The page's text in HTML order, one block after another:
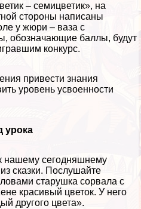
– семицветик», на
стороны написаны
у жюри – ваза с
обозначающие баллы, будут
конкурс.
привести знания
уровень усвоенности
урока
нашему сегодняшнему
сказки. Послушайте
старушка сорвала с
красивый цветок. У него
другого цвета».